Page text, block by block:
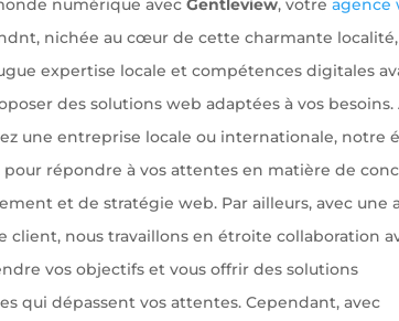
numérique avec Gentleview, votre agence
nichée au cœur de cette charmante
expertise locale et compétences digitales
des solutions web adaptées à vos besoins.
une entreprise locale ou internationale, notre
pour répondre à vos attentes en matière de
et de stratégie web. Par ailleurs, avec une
client, nous travaillons en étroite collaboration
vos objectifs et vous offrir des solutions
qui dépassent vos attentes. Cependant, avec